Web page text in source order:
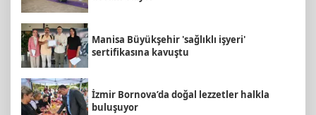
Manisa Büyükşehir 'sağlıklı işyeri'
sertifikasına kavuştu
İzmir Bornova’da doğal lezzetler halkla
buluşuyor